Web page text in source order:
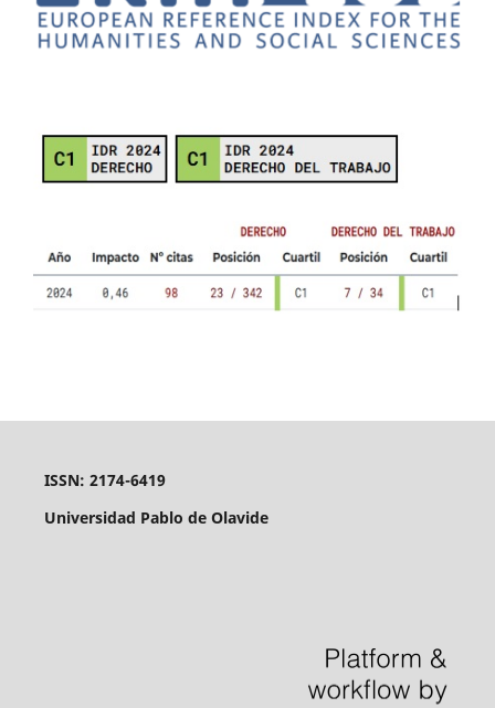
ISSN: 2174-6419
Universidad Pablo de Olavide